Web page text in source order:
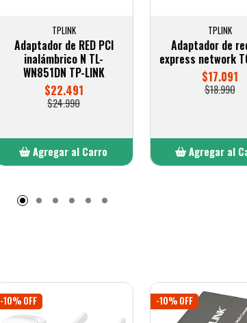
TPLINK
Adaptador de RED PCI
inalámbrico N TL-
WN851DN TP-LINK
$22.491
$24.990
Agregar al Carro
TPLINK
Adaptador de
express network
$17.091
$18.990
Agregar al
-10% OFF -10% OFF